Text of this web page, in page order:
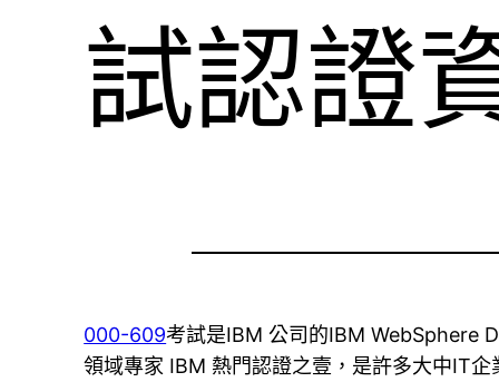
試認證
000-609考試是IBM 公司的IBM WebSphere
領域專家 IBM 熱門認證之壹，是許多大中IT企